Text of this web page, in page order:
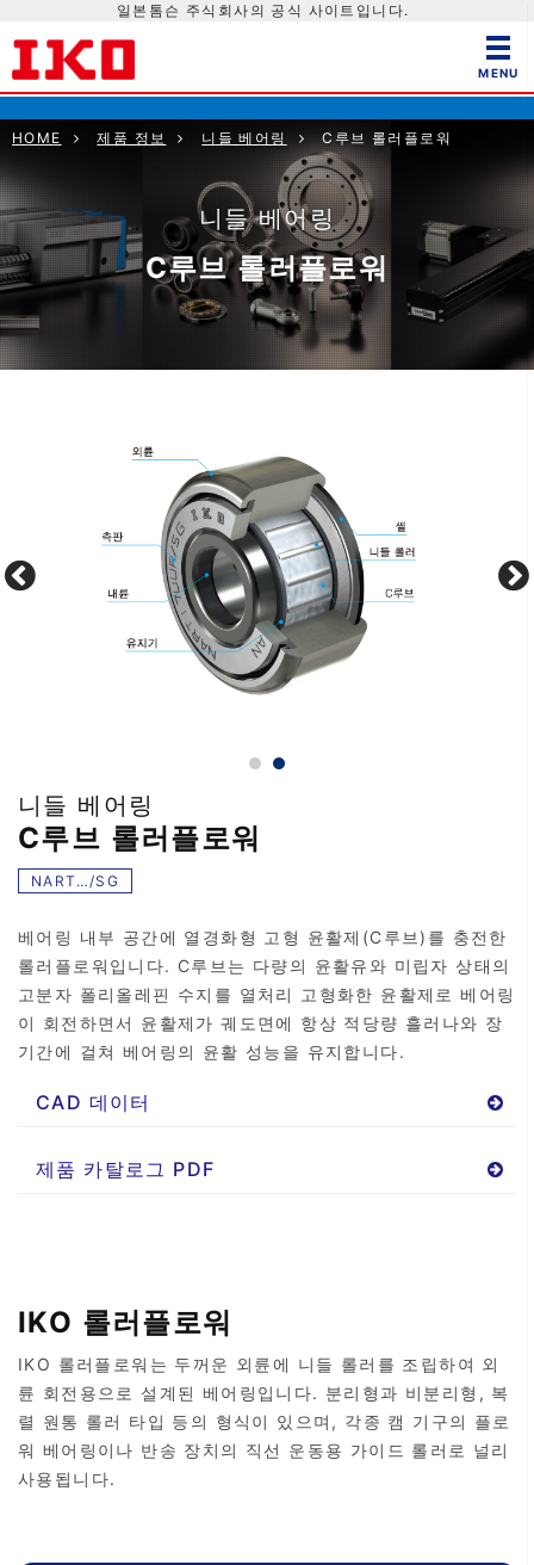
일본톰슨 주식회사의 공식 사이트입니다.
HOME 제품 정보 니들 베어링 C루브 롤러플로워
니들 베어링
C루브 롤러플로워
니들 베어링
C루브 롤러플로워
NART…/SG
베어링 내부 공간에 열경화형 고형 윤활제(C루브)를 충전한
롤러플로워입니다. C루브는 다량의 윤활유와 미립자 상태의
고분자 폴리올레핀 수지를 열처리 고형화한 윤활제로 베어링
이 회전하면서 윤활제가 궤도면에 항상 적당량 흘러나와 장
기간에 걸쳐 베어링의 윤활 성능을 유지합니다.
CAD 데이터
제품 카탈로그 PDF
IKO 롤러플로워
IKO 롤러플로워는 두꺼운 외륜에 니들 롤러를 조립하여 외
륜 회전용으로 설계된 베어링입니다. 분리형과 비분리형, 복
렬 원통 롤러 타입 등의 형식이 있으며, 각종 캠 기구의 플로
워 베어링이나 반송 장치의 직선 운동용 가이드 롤러로 널리
사용됩니다.